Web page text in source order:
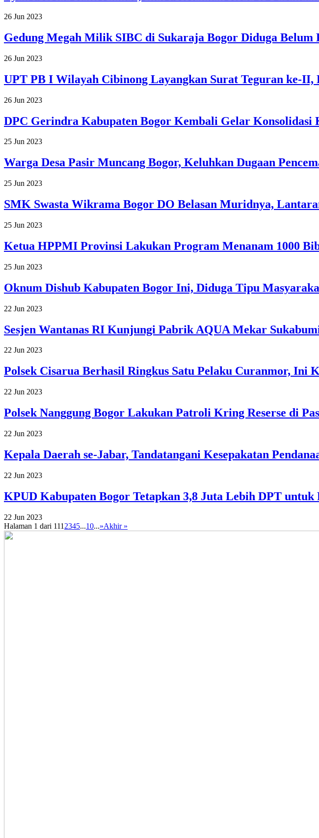
26 Jun 2023
Gedung Megah Milik SIBC di Sukaraja Bogor Diduga
26 Jun 2023
UPT PB I Wilayah Cibinong Layangkan Surat Teguran ke-
26 Jun 2023
DPC Gerindra Kabupaten Bogor Kembali Gelar Konsolidasi
25 Jun 2023
Warga Desa Pasir Muncang Bogor, Keluhkan Dugaan
25 Jun 2023
SMK Swasta Wikrama Bogor DO Belasan Muridnya,
25 Jun 2023
Ketua HPPMI Provinsi Lakukan Program Menanam 1000
25 Jun 2023
Oknum Dishub Kabupaten Bogor Ini, Diduga Tipu
22 Jun 2023
Sesjen Wantanas RI Kunjungi Pabrik AQUA Mekar
22 Jun 2023
Polsek Cisarua Berhasil Ringkus Satu Pelaku Curanmor, Ini
22 Jun 2023
Polsek Nanggung Bogor Lakukan Patroli Kring Reserse di
22 Jun 2023
Kepala Daerah se-Jabar, Tandatangani Kesepakatan
22 Jun 2023
KPUD Kabupaten Bogor Tetapkan 3,8 Juta Lebih DPT untuk
22 Jun 2023
Halaman 1 dari 111 2345...10...»Akhir »